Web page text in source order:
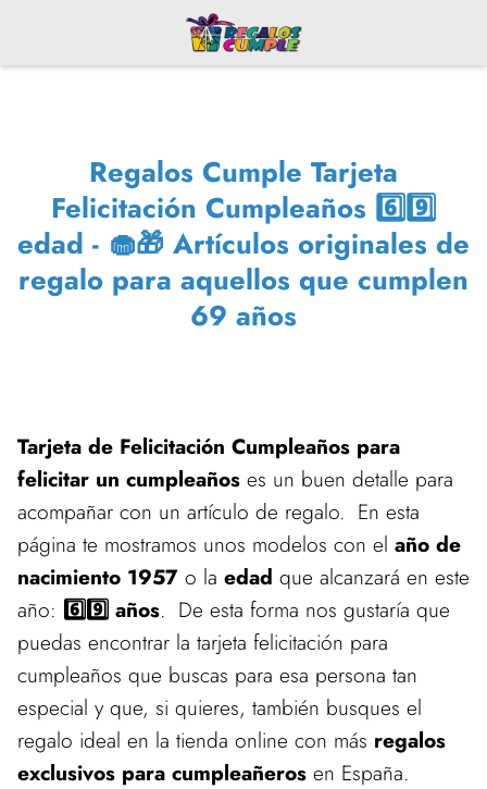
Regalos Cumple Tarjeta
Felicitación Cumpleaños 6️⃣9️⃣
edad - 🧁🎁 Artículos originales de
regalo para aquellos que cumplen
69 años
Tarjeta de Felicitación Cumpleaños para
felicitar un cumpleaños es un buen detalle para
acompañar con un artículo de regalo. En esta
página te mostramos unos modelos con el año de
nacimiento 1957 o la edad que alcanzará en este
año: 6️⃣9️⃣ años. De esta forma nos gustaría que
puedas encontrar la tarjeta felicitación para
cumpleaños que buscas para esa persona tan
especial y que, si quieres, también busques el
regalo ideal en la tienda online con más regalos
exclusivos para cumpleañeros en España.